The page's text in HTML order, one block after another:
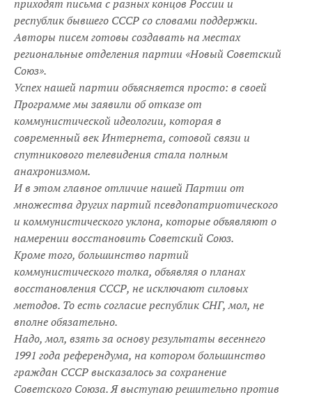
приходят письма с разных концов России и
республик бывшего СССР со словами поддержки.
Авторы писем готовы создавать на местах
региональные отделения партии «Новый Советский
Союз».
Успех нашей партии объясняется просто: в своей
Программе мы заявили об отказе от
коммунистической идеологии, которая в
современный век Интернета, сотовой связи и
спутникового телевидения стала полным
анахронизмом.
И в этом главное отличие нашей Партии от
множества других партий псевдопатриотического
и коммунистического уклона, которые объявляют о
намерении восстановить Советский Союз.
Кроме того, большинство партий
коммунистического толка, объявляя о планах
восстановления СССР, не исключают силовых
методов. То есть согласие республик СНГ, мол, не
вполне обязательно.
Надо, мол, взять за основу результаты весеннего
1991 года референдума, на котором большинство
граждан СССР высказалось за сохранение
Советского Союза. Я выступаю решительно против